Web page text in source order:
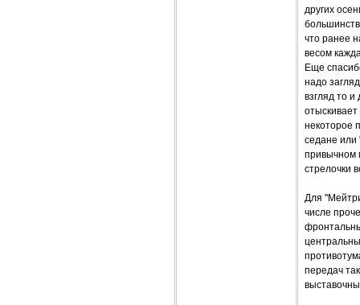
других
что ранее
весом
Еще
надо
взгляд то
некоторое
седане или
привычном
стрелочки
Для
числе
передач